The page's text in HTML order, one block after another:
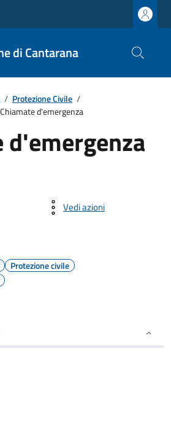
di Cantarana
/ Protezione Civile /
Chiamate d'emergenza
d'emergenza
Vedi azioni
Protezione civile